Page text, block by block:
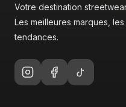
Votre destination
Les meilleures marques,
tendances.